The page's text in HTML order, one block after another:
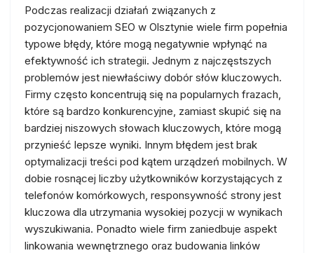
Podczas realizacji działań związanych z
pozycjonowaniem SEO w Olsztynie wiele firm popełnia
typowe błędy, które mogą negatywnie wpłynąć na
efektywność ich strategii. Jednym z najczęstszych
problemów jest niewłaściwy dobór słów kluczowych.
Firmy często koncentrują się na popularnych frazach,
które są bardzo konkurencyjne, zamiast skupić się na
bardziej niszowych słowach kluczowych, które mogą
przynieść lepsze wyniki. Innym błędem jest brak
optymalizacji treści pod kątem urządzeń mobilnych. W
dobie rosnącej liczby użytkowników korzystających z
telefonów komórkowych, responsywność strony jest
kluczowa dla utrzymania wysokiej pozycji w wynikach
wyszukiwania. Ponadto wiele firm zaniedbuje aspekt
linkowania wewnętrznego oraz budowania linków